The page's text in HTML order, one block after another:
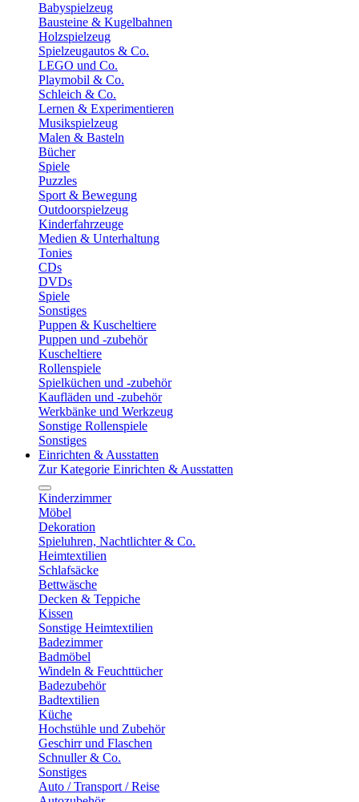
Babyspielzeug
Bausteine & Kugelbahnen
Holzspielzeug
Spielzeugautos & Co.
LEGO und Co.
Playmobil & Co.
Schleich & Co.
Lernen & Experimentieren
Musikspielzeug
Malen & Basteln
Bücher
Spiele
Puzzles
Sport & Bewegung
Outdoorspielzeug
Kinderfahrzeuge
Medien & Unterhaltung
Tonies
CDs
DVDs
Spiele
Sonstiges
Puppen & Kuscheltiere
Puppen und -zubehör
Kuscheltiere
Rollenspiele
Spielküchen und -zubehör
Kaufläden und -zubehör
Werkbänke und Werkzeug
Sonstige Rollenspiele
Sonstiges
Einrichten & Ausstatten
Zur Kategorie Einrichten & Ausstatten
Kinderzimmer
Möbel
Dekoration
Spieluhren, Nachtlichter & Co.
Heimtextilien
Schlafsäcke
Bettwäsche
Decken & Teppiche
Kissen
Sonstige Heimtextilien
Badezimmer
Badmöbel
Windeln & Feuchttücher
Badezubehör
Badtextilien
Küche
Hochstühle und Zubehör
Geschirr und Flaschen
Schnuller & Co.
Sonstiges
Auto / Transport / Reise